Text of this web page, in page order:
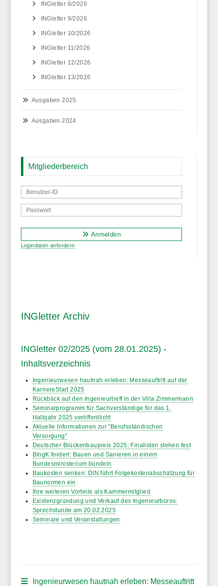
INGletter 8/2026
INGletter 9/2026
INGletter 10/2026
INGletter 11/2026
INGletter 12/2026
INGletter 13/2026
Ausgaben 2025
Ausgaben 2024
Mitgliederbereich
Anmelden
Logindaten anfordern
INGletter Archiv
INGletter 02/2025 (vom 28.01.2025) -
Inhaltsverzeichnis
Ingenieurwesen hautnah erleben: Messeauftritt auf der
KarriereStart 2025
Rückblick auf den Ingenieurtreff in der Villa Zimmermann
Seminarprogramm für Sachverständige für das 1.
Halbjahr 2025 veröffentlicht
Aktuelle Informationen zur "Berufsständischen
Versorgung"
Deutscher Brückenbaupreis 2025: Finalisten stehen fest
BIngK fordert: Bauen und Sanieren in einem
Bundesministerium bündeln
Baukosten senken: DIN führt Folgekostenabschätzung für
Baunormen ein
Ihre weiteren Vorteile als Kammermitglied
Existenzgründung und Verkauf des Ingenieurbüros:
Sprechstunde am 20.02.2025
Seminare und Veranstaltungen
Ingenieurwesen hautnah erleben: Messeauftritt